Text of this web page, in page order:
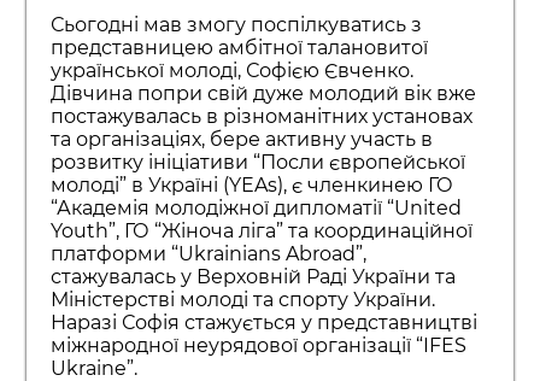
Сьогодні мав змогу поспілкуватись з
представницею амбітної талановитої
української молоді, Софією Євченко.
Дівчина попри свій дуже молодий вік вже
постажувалась в різноманітних установах
та організаціях, бере активну участь в
розвитку ініціативи “Посли європейської
молоді” в Україні (YEAs), є членкинею ГО
“Академія молодіжної дипломатії “United
Youth”, ГО “Жіноча ліга” та координаційної
платформи “Ukrainians Abroad”,
стажувалась у Верховній Раді України та
Міністерстві молоді та спорту України.
Наразі Софія стажується у представництві
міжнародної неурядової організації “IFES
Ukraine”.